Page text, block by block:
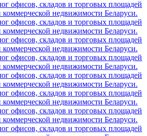
офисов, складов и торговых площадей
недвижимости Беларуси.
офисов, складов и торговых площадей
недвижимости Беларуси.
офисов, складов и торговых площадей
недвижимости Беларуси.
офисов, складов и торговых площадей
недвижимости Беларуси.
офисов, складов и торговых площадей
недвижимости Беларуси.
офисов, складов и торговых площадей
недвижимости Беларуси.
офисов, складов и торговых площадей
недвижимости Беларуси.
офисов, складов и торговых площадей